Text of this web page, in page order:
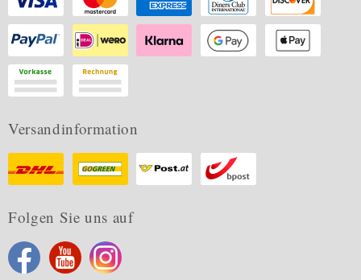
Versandinformation
Folgen Sie uns auf